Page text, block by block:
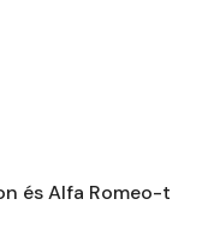
és Alfa Romeo-t